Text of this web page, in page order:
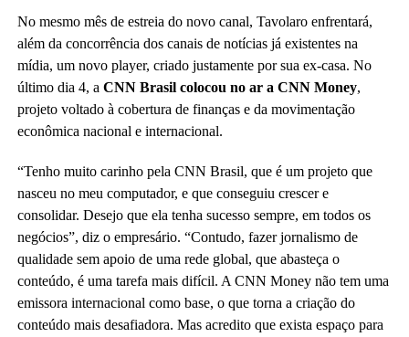
No mesmo mês de estreia do novo canal, Tavolaro enfrentará,
além da concorrência dos canais de notícias já existentes na
mídia, um novo player, criado justamente por sua ex-casa. No
último dia 4, a CNN Brasil colocou no ar a CNN Money,
projeto voltado à cobertura de finanças e da movimentação
econômica nacional e internacional.
“Tenho muito carinho pela CNN Brasil, que é um projeto que
nasceu no meu computador, e que conseguiu crescer e
consolidar. Desejo que ela tenha sucesso sempre, em todos os
negócios”, diz o empresário. “Contudo, fazer jornalismo de
qualidade sem apoio de uma rede global, que abasteça o
conteúdo, é uma tarefa mais difícil. A CNN Money não tem uma
emissora internacional como base, o que torna a criação do
conteúdo mais desafiadora. Mas acredito que exista espaço para